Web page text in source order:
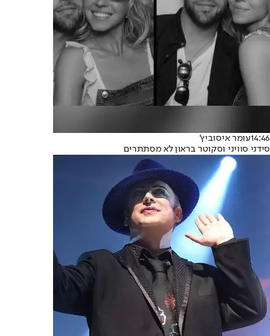
14:46עומר איסוביץ'
סידני סוויני וסקוטר בראון לא מסתתרים